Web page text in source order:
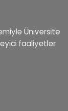
Üniversite
faaliyetler